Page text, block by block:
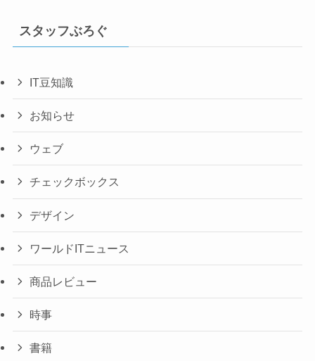
スタッフぶろぐ
IT豆知識
お知らせ
ウェブ
チェックボックス
デザイン
ワールドITニュース
商品レビュー
時事
書籍